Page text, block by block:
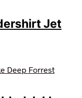
Jet